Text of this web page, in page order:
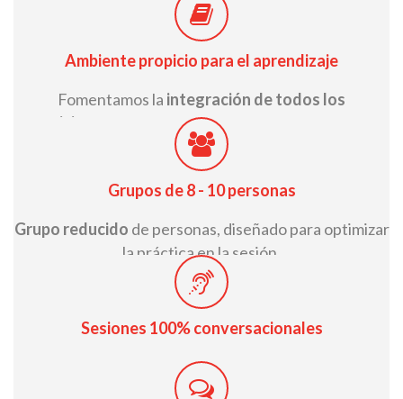
fomentar la conversación entre los participantes.
Ambiente propicio para el aprendizaje
Fomentamos la integración de todos los
participantes
, dentro de un entorno y actividades
diseñadas especialmente para ello.
Grupos de 8 - 10 personas
Grupo reducido de personas, diseñado para optimizar
la práctica en la sesión.
Sesiones 100% conversacionales
Sesiones participativas e interactivas
aplicación de los contenidos de cada módulo.